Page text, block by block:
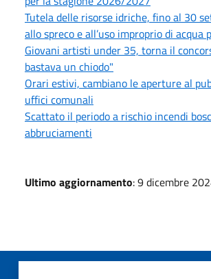
Tutela delle risorse idriche, fino al 30
allo spreco e all’uso improprio di acqua
Giovani artisti under 35, torna il
bastava un chiodo"
Orari estivi, cambiano le aperture al
uffici comunali
Scattato il periodo a rischio incendi
abbruciamenti
Ultimo aggiornamento: 9 dicembre